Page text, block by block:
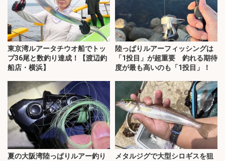
東京湾ルアータチウオ船でトッ
プ36尾と数釣り達成！【渡辺釣
船店・横浜】
陸っぱりルアーフィッシングは
「1投目」が超重要 釣れる期待
度が最も高いのも「1投目」！
夏の大阪湾陸っぱりルアー釣り
メタルジグで大型シロギスを狙